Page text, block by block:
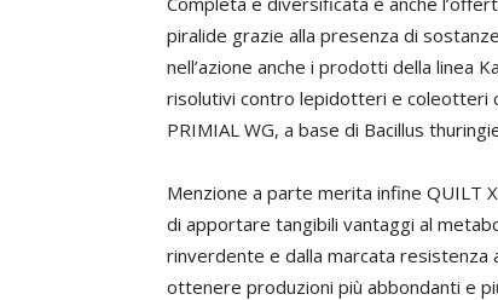
piralide grazie alla presenza di
nell’azione anche i prodotti della linea
risolutivi contro lepidotteri e coleotteri
PRIMIAL WG, a base di Bacillus
Menzione a parte merita infine QUILT
di apportare tangibili vantaggi al
rinverdente e dalla marcata
ottenere produzioni più abbondanti e